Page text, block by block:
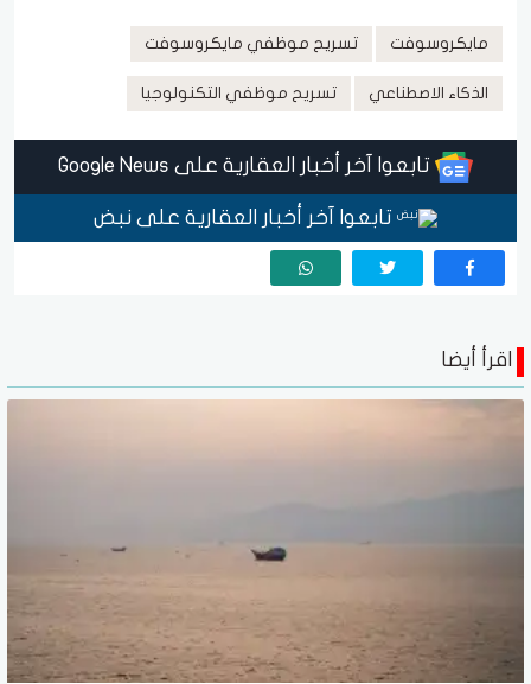
مايكروسوفت تسريح موظفي مايكروسوفت
الذكاء الاصطناعي تسريح موظفي التكنولوجيا
تابعوا آخر أخبار العقارية على Google News
تابعوا آخر أخبار العقارية على نبض
اقرأ أيضا